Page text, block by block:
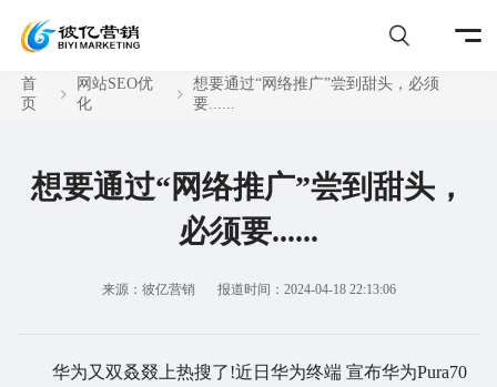
首
页
网站SEO优
化
想要通过“网络推广”尝到甜头，必须
要......
想要通过“网络推广”尝到甜头，
必须要......
来源：彼亿营销 报道时间：2024-04-18 22:13:06
华为又双叒叕上热搜了!近日华为终端 宣布华为Pura70